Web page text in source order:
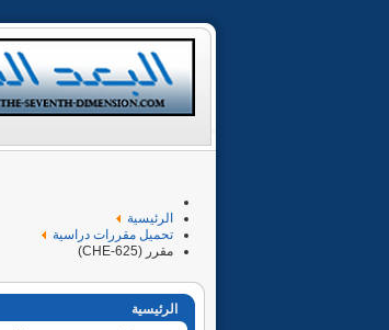
الرئيسية
تحميل مقررات دراسية
مقرر (CHE-625)
الرئيسية